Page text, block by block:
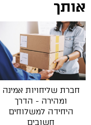
אותך
חברת שליחויות אמינה
ומהירה - הדרך
היחידה למשלוחים
חשובים